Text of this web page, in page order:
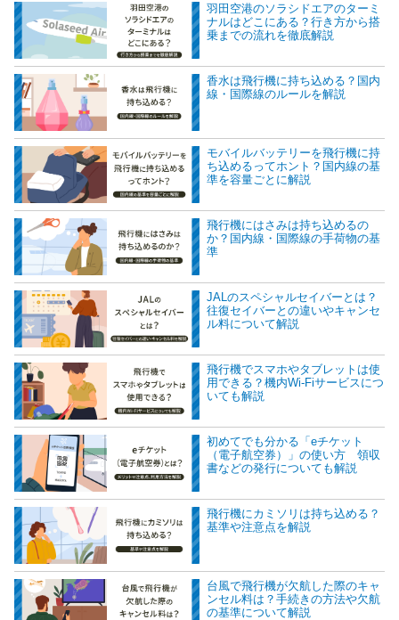
羽田空港のソラシドエアのターミ
ナルはどこにある？行き方から搭
乗までの流れを徹底解説
香水は飛行機に持ち込める？国内
線・国際線のルールを解説
モバイルバッテリーを飛行機に持
ち込めるってホント？国内線の基
準を容量ごとに解説
飛行機にはさみは持ち込めるの
か？国内線・国際線の手荷物の基
準
JALのスペシャルセイバーとは？
往復セイバーとの違いやキャンセ
ル料について解説
飛行機でスマホやタブレットは使
用できる？機内Wi-Fiサービスにつ
いても解説
初めてでも分かる「eチケット
（電子航空券）」の使い方 領収
書などの発行についても解説
飛行機にカミソリは持ち込める？
基準や注意点を解説
台風で飛行機が欠航した際のキャ
ンセル料は？手続きの方法や欠航
の基準について解説